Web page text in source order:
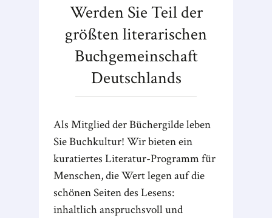
Werden Sie Teil der
größten literarischen
Buchgemeinschaft
Deutschlands
Als Mitglied der Büchergilde leben
Sie Buchkultur! Wir bieten ein
kuratiertes Literatur-Programm für
Menschen, die Wert legen auf die
schönen Seiten des Lesens:
inhaltlich anspruchsvoll und